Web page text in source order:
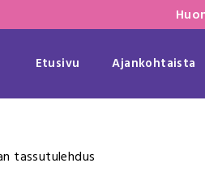
Etusivu Ajankohtaista
tassutulehdus